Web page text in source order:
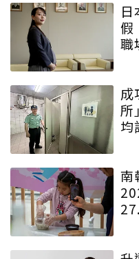
假
職
成
所
均
南